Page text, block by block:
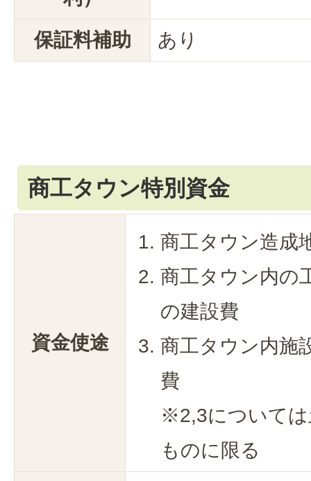
保証料補助 あり
商工タウン特別資金
資金使途
商工タウン造成
商工タウン内の
の建設費
商工タウン内施
費
※2,3については
ものに限る